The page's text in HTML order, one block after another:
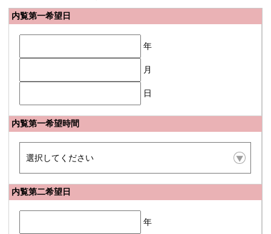
内覧第一希望日
年
月
日
内覧第一希望時間
内覧第二希望日
年